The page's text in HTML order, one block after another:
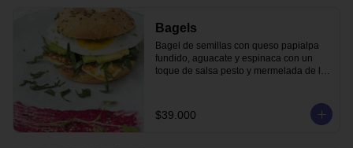
Bagels
Bagel de semillas con queso papialpa
fundido, aguacate y espinaca con un
toque de salsa pesto y mermelada de la
$39.000